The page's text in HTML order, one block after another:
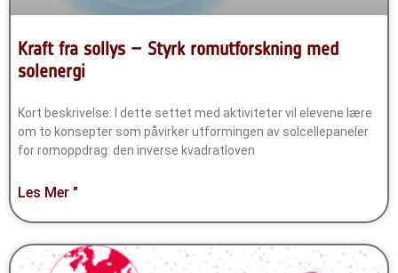
Kraft fra sollys – Styrk romutforskning med
solenergi
Kort beskrivelse: I dette settet med aktiviteter vil elevene lære
om to konsepter som påvirker utformingen av solcellepaneler
for romoppdrag: den inverse kvadratloven
Les Mer "